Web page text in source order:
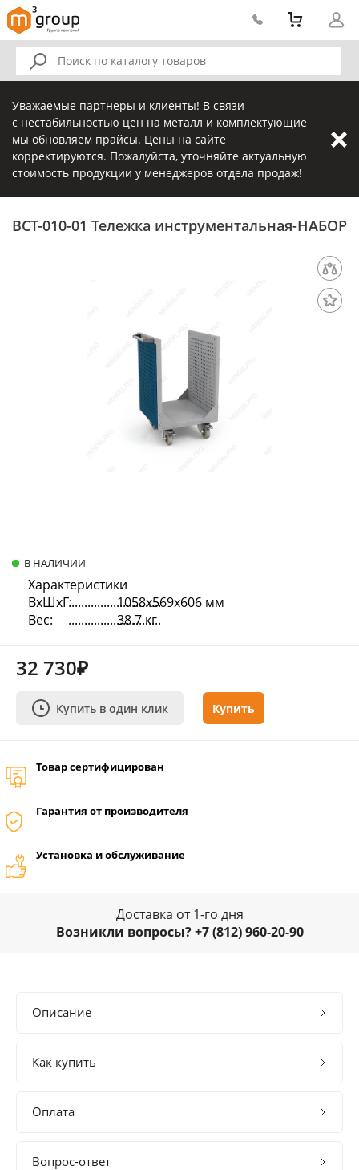
Уважаемые партнеры и клиенты! В связи
с нестабильностью цен на металл и комплектующие
мы обновляем прайсы. Цены на сайте
корректируются. Пожалуйста, уточняйте актуальную
стоимость продукции у менеджеров отдела продаж!
ВСТ-010-01 Тележка инструментальная-НАБОР
В НАЛИЧИИ
Характеристики
ВхШхГ:
1058х569х606 мм
Вес:
38.7 кг
32 730₽
Купить в один клик Купить
Товар сертифицирован
Гарантия от производителя
Установка и обслуживание
Доставка от 1-го дня
Возникли вопросы? +7 (812) 960-20-90
Описание
Как купить
Оплата
Вопрос-ответ